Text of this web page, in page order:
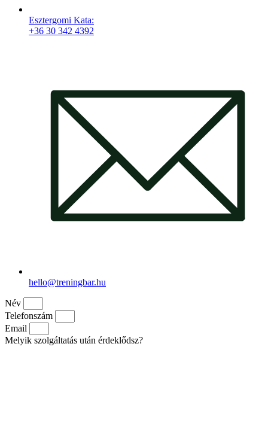
Esztergomi Kata:
+36 30 342 4392
hello@treningbar.hu
Név
Telefonszám
Email
Melyik szolgáltatás után érdeklődsz?